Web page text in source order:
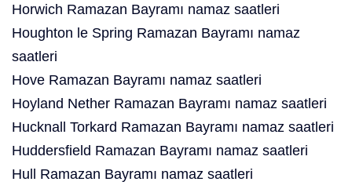
Horwich Ramazan Bayramı namaz saatleri
Houghton le Spring Ramazan Bayramı namaz
saatleri
Hove Ramazan Bayramı namaz saatleri
Hoyland Nether Ramazan Bayramı namaz saatleri
Hucknall Torkard Ramazan Bayramı namaz saatleri
Huddersfield Ramazan Bayramı namaz saatleri
Hull Ramazan Bayramı namaz saatleri